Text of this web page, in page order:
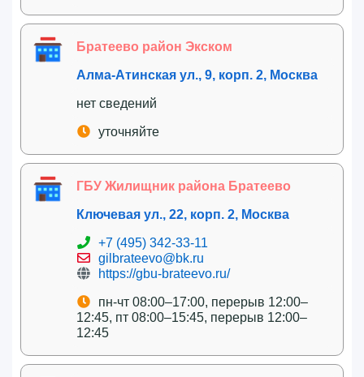
Братеево район Экском
Алма-Атинская ул., 9, корп. 2, Москва
нет сведений
уточняйте
ГБУ Жилищник района Братеево
Ключевая ул., 22, корп. 2, Москва
+7 (495) 342-33-11
gilbrateevo@bk.ru
https://gbu-brateevo.ru/
пн-чт 08:00–17:00, перерыв 12:00–
12:45, пт 08:00–15:45, перерыв 12:00–
12:45